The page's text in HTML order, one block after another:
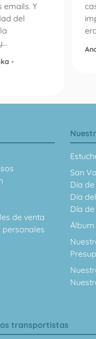
emails. Y
del
-
de venta
personales
San
Día
Día
Día
transportistas